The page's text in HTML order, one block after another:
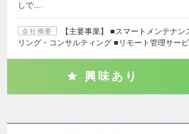
しで…
会社概要
【主要事業】 ■スマートメンテナ
リング・コンサルティング ■リモート管理サー
興味あり